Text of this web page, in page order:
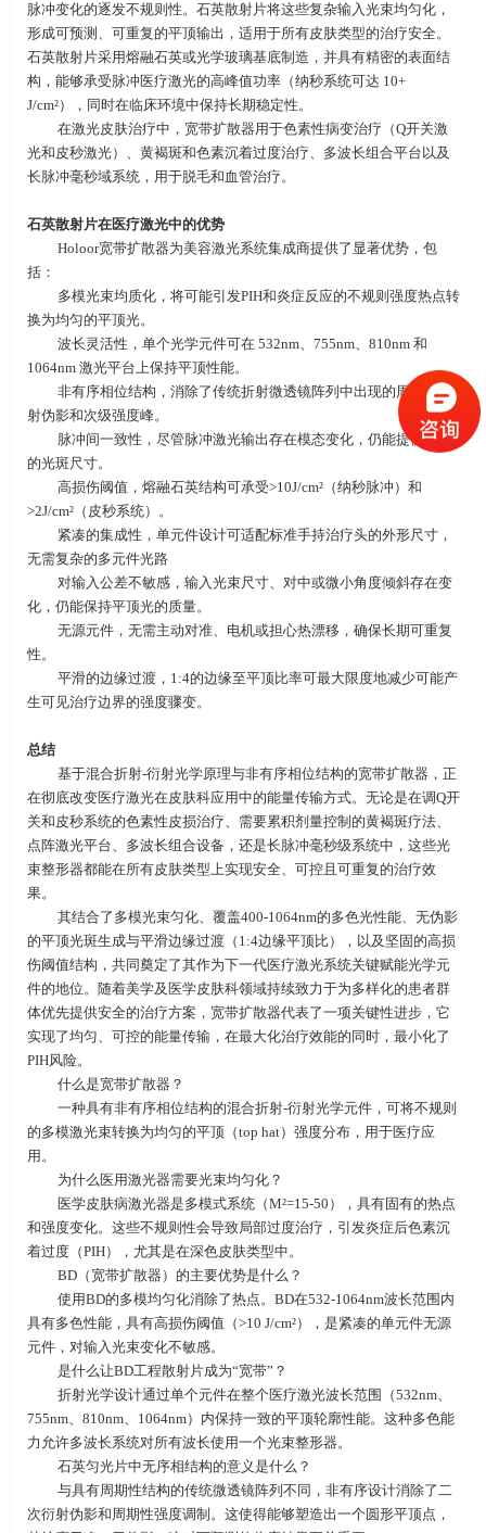
脉冲变化的逐发不规则性。石英散射片将这些复杂输入光束均匀化，
形成可预测、可重复的平顶输出，适用于所有皮肤类型的治疗安全。
石英散射片采用熔融石英或光学玻璃基底制造，并具有精密的表面结
构，能够承受脉冲医疗激光的高峰值功率（纳秒系统可达 10+
J/cm²），同时在临床环境中保持长期稳定性。
在激光皮肤治疗中，宽带扩散器用于色素性病变治疗（Q开关激
光和皮秒激光）、黄褐斑和色素沉着过度治疗、多波长组合平台以及
长脉冲毫秒域系统，用于脱毛和血管治疗。
石英散射片在医疗激光中的优势
Holoor宽带扩散器为美容激光系统集成商提供了显著优势，包
括：
多模光束均质化，将可能引发PIH和炎症反应的不规则强度热点转
换为均匀的平顶光。
波长灵活性，单个光学元件可在532nm、 755nm、 810nm 和
1064nm 激光平台上保持平顶性能。
非有序相位结构，消除了传统折射微透镜阵列中出现的周期性衍
射伪影和次级强度峰。
脉冲间一致性，尽管脉冲激光输出存在模态变化，仍能提供稳定
的光斑尺寸。
高损伤阈值，熔融石英结构可承受>10J/cm²（纳秒脉冲）和
>2J/cm²（皮秒系统）。
紧凑的集成性，单元件设计可适配标准手持治疗头的外形尺寸，
无需复杂的多元件光路
对输入公差不敏感，输入光束尺寸、对中或微小角度倾斜存在变
化，仍能保持平顶光的质量。
无源元件，无需主动对准、电机或担心热漂移，确保长期可重复
性。
平滑的边缘过渡， 1:4的边缘至平顶比率可最大限度地减少可能产
生可见治疗边界的强度骤变。
总结
基于混合折射-衍射光学原理与非有序相位结构的宽带扩散器，正
在彻底改变医疗激光在皮肤科应用中的能量传输方式。无论是在调Q开
关和皮秒系统的色素性皮损治疗、需要累积剂量控制的黄褐斑疗法、
点阵激光平台、多波长组合设备，还是长脉冲毫秒级系统中，这些光
束整形器都能在所有皮肤类型上实现安全、可控且可重复的治疗效
果。
其结合了多模光束匀化、覆盖400-1064nm的多色光性能、无伪影
的平顶光斑生成与平滑边缘过渡（ 1:4边缘平顶比），以及坚固的高损
伤阈值结构，共同奠定了其作为下一代医疗激光系统关键赋能光学元
件的地位。随着美学及医学皮肤科领域持续致力于为多样化的患者群
体优先提供安全的治疗方案，宽带扩散器代表了一项关键性进步，它
实现了均匀、可控的能量传输，在最大化治疗效能的同时，最小化了
PIH风险。
什么是宽带扩散器？
一种具有非有序相位结构的混合折射-衍射光学元件，可将不规则
的多模激光束转换为均匀的平顶（top hat）强度分布，用于医疗应
用。
为什么医用激光器需要光束均匀化？
医学皮肤病激光器是多模式系统（M²=15-50 ），具有固有的热点
和强度变化。这些不规则性会导致局部过度治疗，引发炎症后色素沉
着过度（PIH），尤其是在深色皮肤类型中。
BD（宽带扩散器）的主要优势是什么？
使用BD的多模均匀化消除了热点。 BD在532-1064nm波长范围内
具有多色性能，具有高损伤阈值（>10 J/cm²），是紧凑的单元件无源
元件，对输入光束变化不敏感。
是什么让BD工程散射片成为“宽带”？
折射光学设计通过单个元件在整个医疗激光波长范围（532nm、
755nm、 810nm、 1064nm）内保持一致的平顶轮廓性能。这种多色能
力允许多波长系统对所有波长使用一个光束整形器。
石英匀光片中无序相结构的意义是什么？
与具有周期性结构的传统微透镜阵列不同，非有序设计消除了二
次衍射伪影和周期性强度调制。这使得能够塑造出一个圆形平顶点，